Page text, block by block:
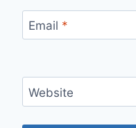
Email *
Website